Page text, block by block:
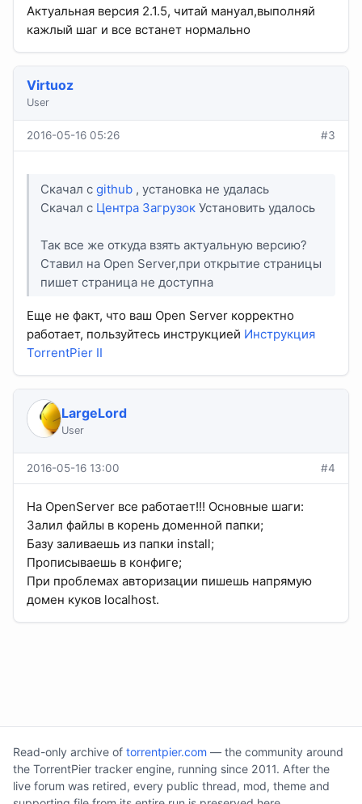
Актуальная версия 2.1.5, читай мануал,выполняй
кажлый шаг и все встанет нормально
Virtuoz
User
2016-05-16 05:26 #3
Скачал сgithub , установка не удалась
Скачал с Центра Загрузок Установить удалось
Так все же откуда взять актуальную версию?
Ставил на Open Server,при открытие страницы
пишет страница не доступна
Еще не факт, что ваш Open Server корректно
работает, пользуйтесь инструкцией Инструкция
TorrentPier II
LargeLord
User
2016-05-16 13:00 #4
На OpenServer все работает!!! Основные шаги:
Залил файлы в корень доменной папки;
Базу заливаешь из папки install;
Прописываешь в конфиге;
При проблемах авторизации пишешь напрямую
домен куков localhost.
Read-only archive of torrentpier.com — the community around
the TorrentPier tracker engine, running since 2011. After the
live forum was retired, every public thread, mod, theme and